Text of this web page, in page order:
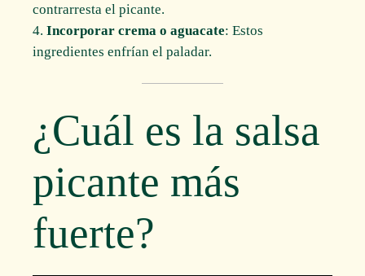
contrarresta el picante.
Incorporar crema o aguacate: Estos
ingredientes enfrían el paladar.
¿Cuál es la salsa
picante más
fuerte?